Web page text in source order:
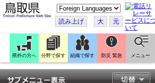
こ
の
ペ
ー
ジ
翻
訳
す
る
読み上げ 大 元
県外の方へ 分野で探す 組織で探す 防災 緊急 メニュー